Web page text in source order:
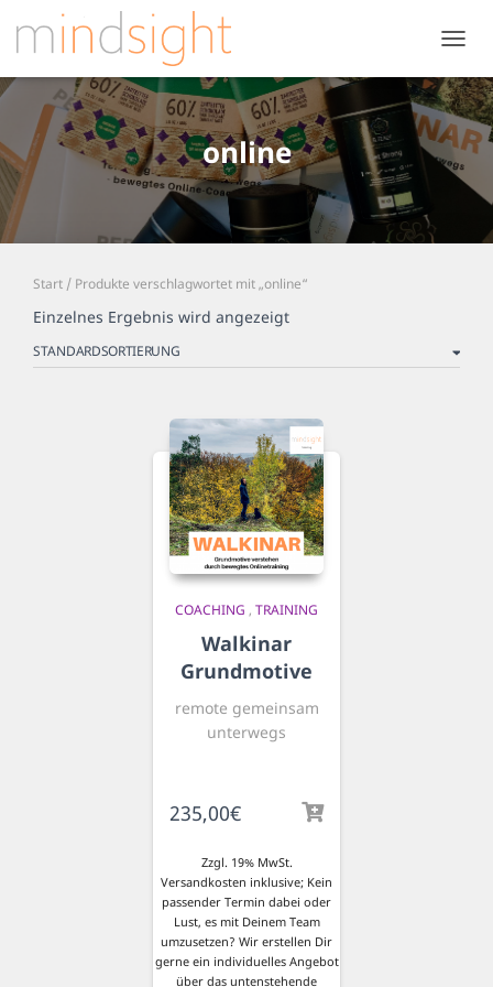
online
Start / Produkte verschlagwortet mit „online“
Einzelnes Ergebnis wird angezeigt
COACHING , TRAINING
Walkinar
Grundmotive
remote gemeinsam
unterwegs
235,00€
Zzgl. 19% MwSt.
Versandkosten inklusive; Kein
passender Termin dabei oder
Lust, es mit Deinem Team
umzusetzen? Wir erstellen Dir
gerne ein individuelles Angebot
über das untenstehende